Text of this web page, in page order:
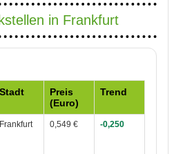
in Frankfurt
Stadt
Preis
(Euro)
Trend
Frankfurt 0,549 € -0,250